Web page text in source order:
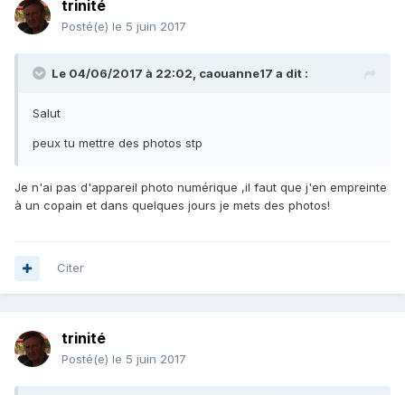
trinité
Posté(e) le 5 juin 2017
Le 04/06/2017 à 22:02, caouanne17 a dit :
Salut
peux tu mettre des photos stp
Je n'ai pas d'appareil photo numérique ,il faut que j'en empreinte
à un copain et dans quelques jours je mets des photos!
Citer
trinité
Posté(e) le 5 juin 2017